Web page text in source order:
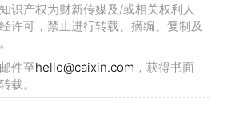
识产权为财新传媒及/或相关权利人
许可，禁止进行转载、摘编、复制及
件至hello@caixin.com ，获得书面
载。